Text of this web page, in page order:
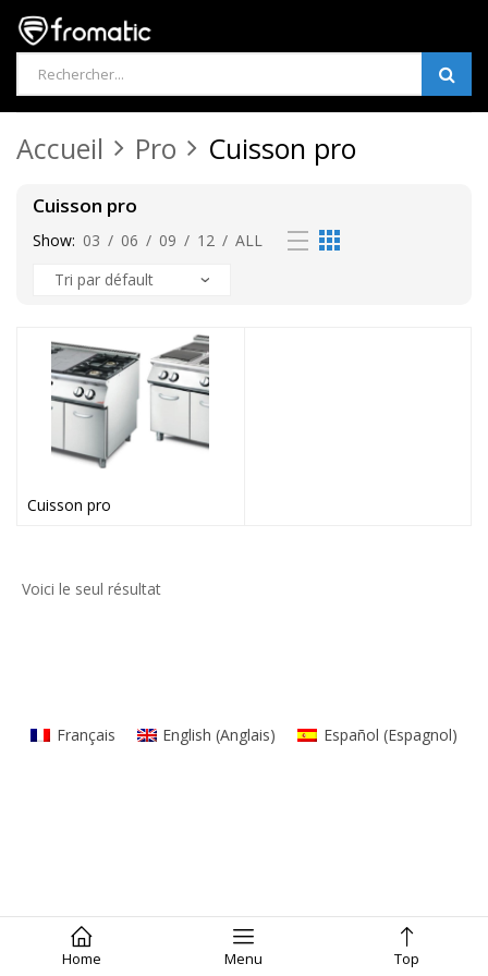
Products
search
Home Menu Top
Accueil Pro Cuisson pro
Cuisson pro
Show: 03 / 06 / 09 / 12 / ALL
Cuisson pro
Voici le seul résultat
Français English (Anglais) Español (Espagnol)